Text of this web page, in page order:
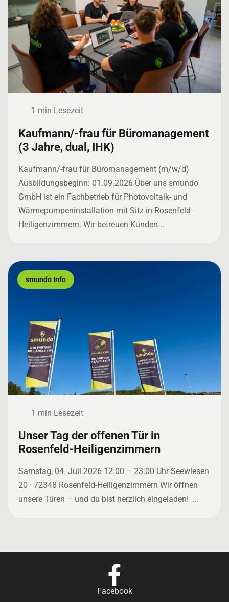
1 min Lesezeit
Kaufmann/-frau für Büromanagement
(3 Jahre, dual, IHK)
Kaufmann/-frau für Büromanagement (m/w/d)
Ausbildungsbeginn: 01.09.2026 Über uns smundo
GmbH ist ein Fachbetrieb für Photovoltaik- und
Wärmepumpeninstallation mit Sitz in Rosenfeld-
Heiligenzimmern. Wir betreuen Kunden...
smundo Info
1 min Lesezeit
Unser Tag der offenen Tür in
Rosenfeld-Heiligenzimmern
Samstag, 04. Juli 2026 12:00 – 23:00 Uhr Seewiesen
20 · 72348 Rosenfeld-Heiligenzimmern Wir öffnen
unsere Türen – und du bist herzlich eingeladen! ...
Facebook